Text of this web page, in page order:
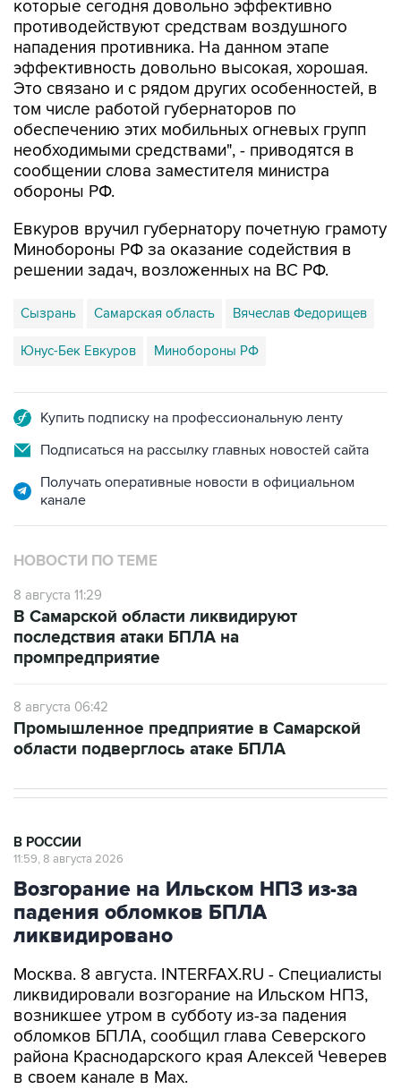
которые сегодня довольно эффективно
противодействуют средствам воздушного
нападения противника. На данном этапе
эффективность довольно высокая, хорошая.
Это связано и с рядом других особенностей, в
том числе работой губернаторов по
обеспечению этих мобильных огневых групп
необходимыми средствами", - приводятся в
сообщении слова заместителя министра
обороны РФ.
Евкуров вручил губернатору почетную грамоту
Минобороны РФ за оказание содействия в
решении задач, возложенных на ВС РФ.
Сызрань Самарская область Вячеслав Федорищев
Юнус-Бек Евкуров Минобороны РФ
Купить подписку на профессиональную ленту
Подписаться на рассылку главных новостей сайта
Получать оперативные новости в официальном
канале
НОВОСТИ ПО ТЕМЕ
8 августа 11:29
В Самарской области ликвидируют
последствия атаки БПЛА на
промпредприятие
8 августа 06:42
Промышленное предприятие в Самарской
области подверглось атаке БПЛА
В РОССИИ
11:59, 8 августа 2026
Возгорание на Ильском НПЗ из-за
падения обломков БПЛА
ликвидировано
Москва. 8 августа. INTERFAX.RU - Специалисты
ликвидировали возгорание на Ильском НПЗ,
возникшее утром в субботу из-за падения
обломков БПЛА, сообщил глава Северского
района Краснодарского края Алексей Чеверев
в своем канале в Max.